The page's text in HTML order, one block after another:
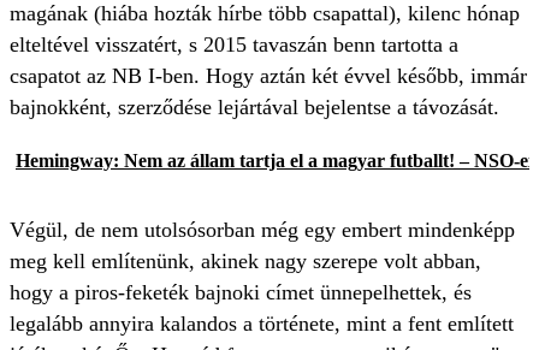
magának (hiába hozták hírbe több csapattal), kilenc hónap
elteltével visszatért, s 2015 tavaszán benn tartotta a
csapatot az NB I-ben. Hogy aztán két évvel később, immár
bajnokként, szerződése lejártával bejelentse a távozását.
Hemingway: Nem az állam tartja el a magyar futballt! – NSO-
Végül, de nem utolsósorban még egy embert mindenképp
meg kell említenünk, akinek nagy szerepe volt abban,
hogy a piros-feketék bajnoki címet ünnepelhettek, és
legalább annyira kalandos a története, mint a fent említett